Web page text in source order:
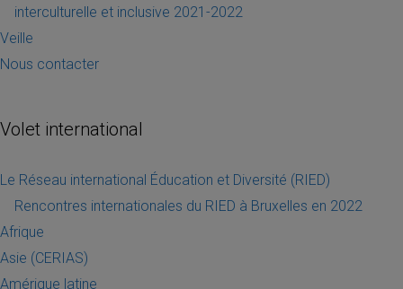
interculturelle et inclusive 2021-2022
Veille
Nous contacter
Volet international
Le Réseau international Éducation et Diversité (RIED)
Rencontres internationales du RIED à Bruxelles en 2022
Afrique
Asie (CERIAS)
Amérique latine